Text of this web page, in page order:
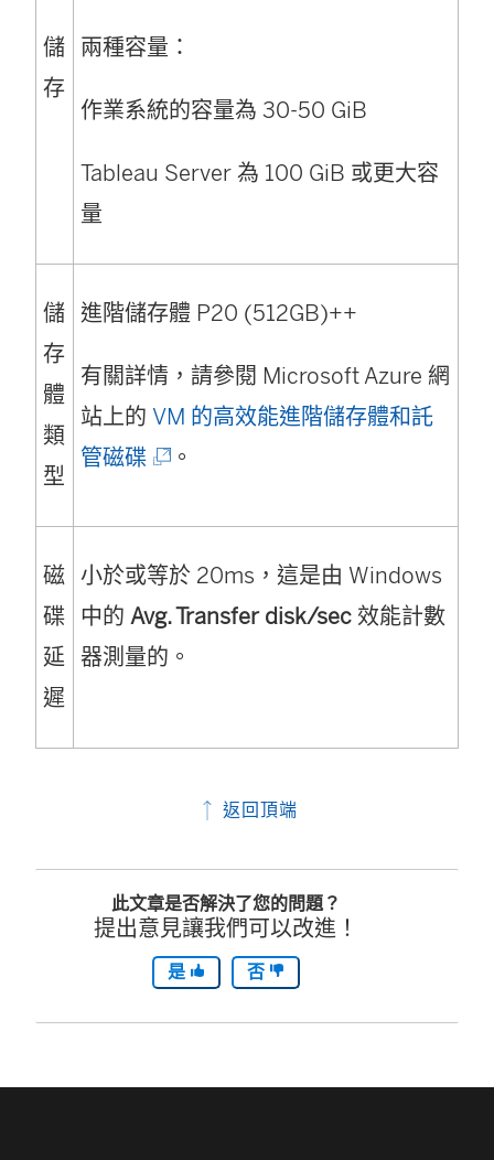
儲
存
兩種容量：
作業系統的容量為 30-50 GiB
Tableau Server 為 100 GiB 或更大容
量
儲
存
體
類
型
進階儲存體 P20 (512GB)++
有關詳情，請參閱 Microsoft Azure 網
站上的 VM 的高效能進階儲存體和託
管磁碟(
在
新
視
開
。
磁
碟
延
遲
小於或等於 20ms，這是由 Windows
中的 Avg. Transfer disk/sec 效能計數
器測量的。
返回頂端
此文章是否解決了您的問題？
提出意見讓我們可以改進！
是 否